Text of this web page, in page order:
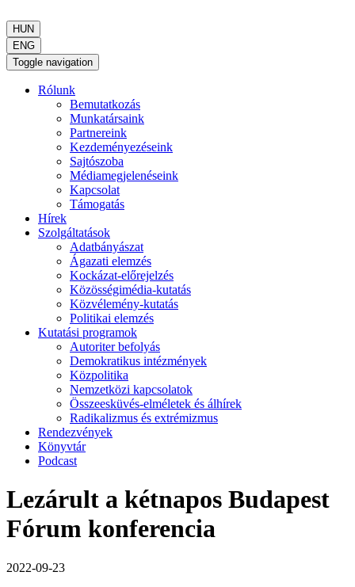
HUN
ENG
Toggle navigation
Rólunk
Bemutatkozás
Munkatársaink
Partnereink
Kezdeményezéseink
Sajtószoba
Médiamegjelenéseink
Kapcsolat
Támogatás
Hírek
Szolgáltatások
Adatbányászat
Ágazati elemzés
Kockázat-előrejelzés
Közösségimédia-kutatás
Közvélemény-kutatás
Politikai elemzés
Kutatási programok
Autoriter befolyás
Demokratikus intézmények
Közpolitika
Nemzetközi kapcsolatok
Összeesküvés-elméletek és álhírek
Radikalizmus és extrémizmus
Rendezvények
Könyvtár
Podcast
Lezárult a kétnapos Budapest
Fórum konferencia
2022-09-23